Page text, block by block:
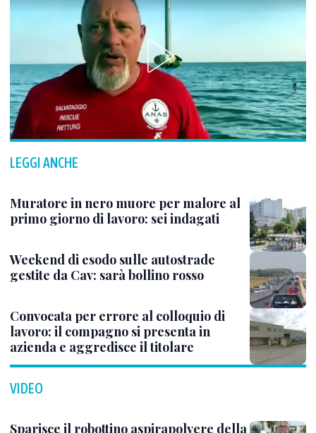
LEGGI ANCHE
Muratore in nero muore per malore al
primo giorno di lavoro: sei indagati
Weekend di esodo sulle autostrade
gestite da Cav: sarà bollino rosso
Convocata per errore al colloquio di
lavoro: il compagno si presenta in
azienda e aggredisce il titolare
VIDEO
Sparisce il robottino aspirapolvere della